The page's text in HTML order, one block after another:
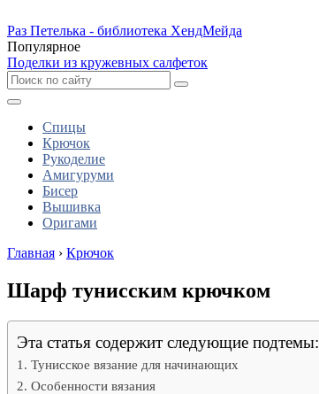
Раз Петелька - библиотека ХендМейда
Популярное
Поделки из кружевных салфеток
Спицы
Крючок
Рукоделие
Амигуруми
Бисер
Вышивка
Оригами
Главная › Крючок
Шарф тунисским крючком
Эта статья содержит следующие подтемы:
Тунисское вязание для начинающих
Особенности вязания